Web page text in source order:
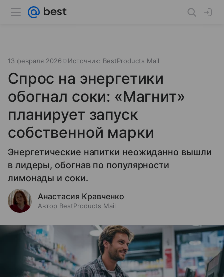
13 февраля 2026 Источник: BestProducts Mail
Спрос на энергетики
обогнал соки: «Магнит»
планирует запуск
собственной марки
Энергетические напитки неожиданно вышли
в лидеры, обогнав по популярности
лимонады и соки.
Анастасия Кравченко
Автор BestProducts Mail